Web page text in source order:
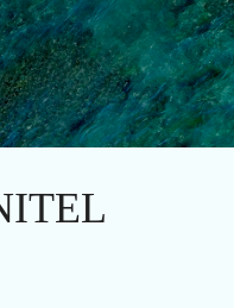
Treceți la conținutul